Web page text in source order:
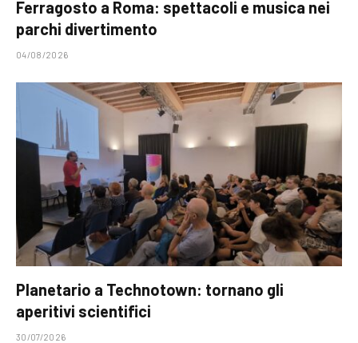
Ferragosto a Roma: spettacoli e musica nei
parchi divertimento
04/08/2026
Planetario a Technotown: tornano gli
aperitivi scientifici
30/07/2026